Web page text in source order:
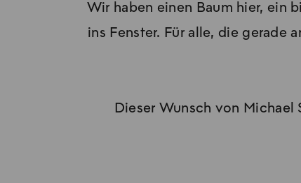
Wir haben einen Baum hier, ein
ins Fenster. Für alle, die gerade
Dieser Wunsch von